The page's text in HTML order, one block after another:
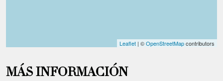
Leaflet | ©OpenStreetMapcontributors
MÁS INFORMACIÓN